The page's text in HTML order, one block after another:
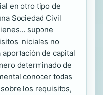
en otro tipo de
Sociedad Civil,
supone
iniciales no
de capital
determinado de
conocer todas
los requisitos,